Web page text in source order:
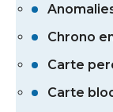
Chrono
Carte
Carte